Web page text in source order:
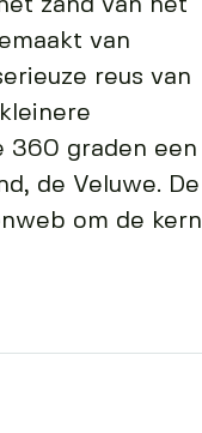
zand van het
van
reus van
360 graden een
de Veluwe. De
om de kern